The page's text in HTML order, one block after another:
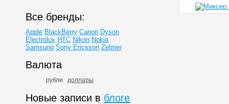
Все бренды:
Apple BlackBerry Canon Dyson
Electrolux HTC Nikon Nokia
Samsung Sony Ericsson Zelmer
Валюта
рубли доллары
Новые записи в блоге